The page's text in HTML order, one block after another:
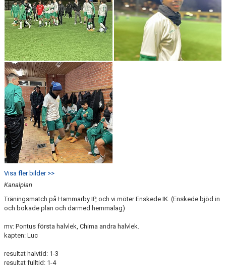
Visa fler bilder >>
Kanalplan
Träningsmatch på Hammarby IP, och vi möter Enskede IK. (Enskede bjöd in
och bokade plan och därmed hemmalag)
mv: Pontus första halvlek, Chima andra halvlek.
kapten: Luc
resultat halvtid: 1-3
resultat fulltid: 1-4